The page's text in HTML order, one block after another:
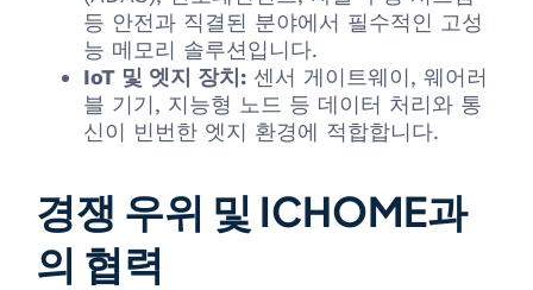
등 안전과 직결된 분야에서 필수적인 고성
능 메모리 솔루션입니다.
IoT 및 엣지 장치: 센서 게이트웨이, 웨어러
블 기기, 지능형 노드 등 데이터 처리와 통
신이 빈번한 엣지 환경에 적합합니다.
경쟁 우위 및 ICHOME과
의 협력